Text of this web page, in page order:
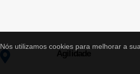
Nós utilizamos cookies para melhorar a
Agilidade